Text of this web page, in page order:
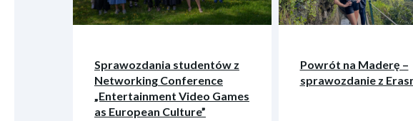
Sprawozdania studentów z
Networking Conference
„Entertainment Video Games
as European Culture”
Powrót na Maderę –
sprawozdanie z